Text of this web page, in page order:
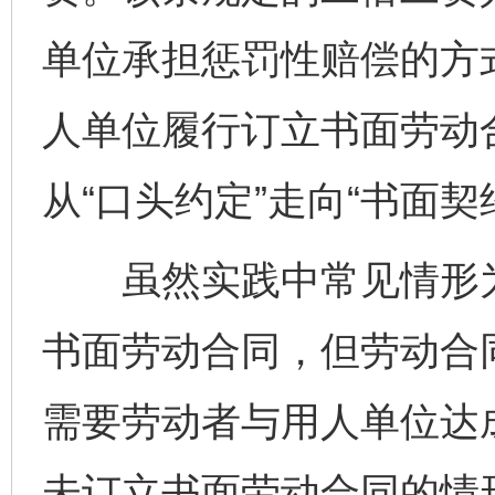
单位承担惩罚性赔偿的
人单位履行订立书面劳
从“口头约定”走向“书面契
虽然实践中常见情形
书面劳动合同，但劳动
需要劳动者与用人单位